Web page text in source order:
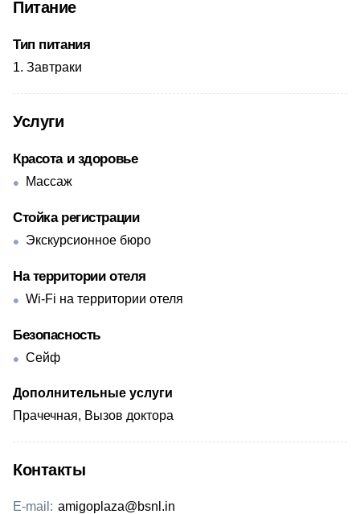
Питание
Тип питания
Завтраки
Услуги
Красота и здоровье
Массаж
Стойка регистрации
Экскурсионное бюро
На территории отеля
Wi-Fi на территории отеля
Безопасность
Сейф
Дополнительные услуги
Прачечная, Вызов доктора
Контакты
E-mail: amigoplaza@bsnl.in